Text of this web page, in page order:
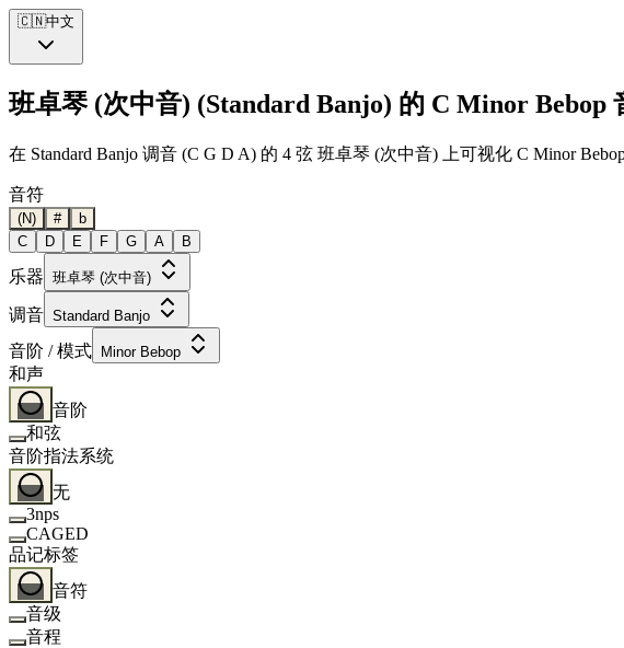
🇨🇳中文
班卓琴 (次中音) (Standard Banjo) 的 C Minor Bebop
在 Standard Banjo 调音 (C G D A) 的 4 弦 班卓琴 (次中音) 上可视化 C Minor
音符
(N) #
b
C
D E F G A B
乐器 班卓琴 (次中音)
调音 Standard Banjo
音阶 / 模式 Minor Bebop
和声
音阶
和弦
音阶指法系统
无
3nps
CAGED
品记标签
音符
音级
音程